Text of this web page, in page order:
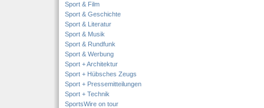
Sport & Film
Sport & Geschichte
Sport & Literatur
Sport & Musik
Sport & Rundfunk
Sport & Werbung
Sport + Architektur
Sport + Hübsches Zeugs
Sport + Pressemitteilungen
Sport + Technik
SportsWire on tour